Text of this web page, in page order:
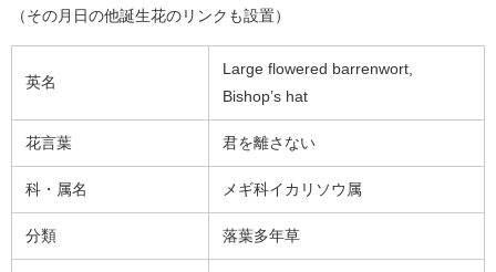
（その月日の他誕生花のリンクも設置）
英名
Large flowered barrenwort,
Bishop’s hat
花言葉 君を離さない
科・属名 メギ科イカリソウ属
分類 落葉多年草